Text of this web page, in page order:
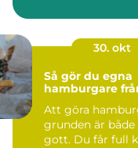
30. okt
Så gör du egna
hamburgare
Att göra
grunden är
gott. Du får full